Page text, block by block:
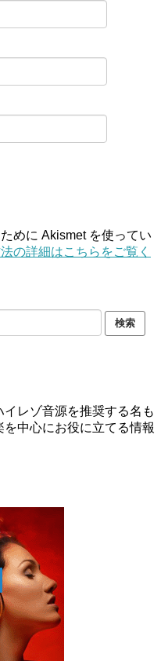
めに Akismet を使ってい
の詳細はこちらをご覧く
レゾ音源を推奨する名も
中心にお役に立てる情報